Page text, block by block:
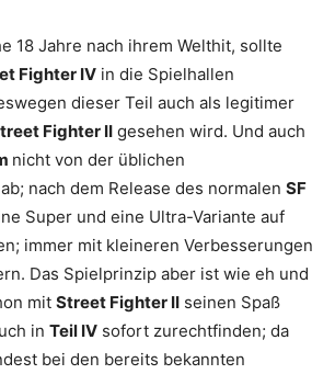
18 Jahre nach ihrem Welthit, sollte
Fighter IV in die Spielhallen
dieser Teil auch als legitimer
Fighter II gesehen wird. Und auch
nicht von der üblichen
nach dem Release des normalen SF
Super und eine Ultra-Variante auf
immer mit kleineren Verbesserungen
Das Spielprinzip aber ist wie eh und
mit Street Fighter II seinen Spaß
in Teil IV sofort zurechtfinden; da
bei den bereits bekannten